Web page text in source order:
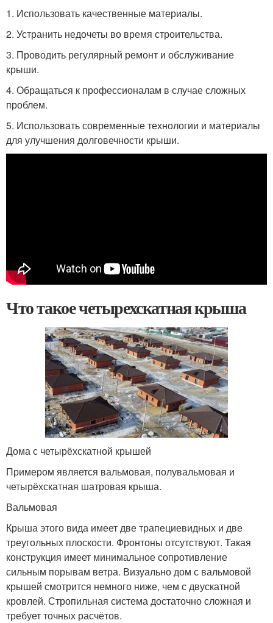
1. Использовать качественные материалы.
2. Устранить недочеты во время строительства.
3. Проводить регулярный ремонт и обслуживание
крыши.
4. Обращаться к профессионалам в случае сложных
проблем.
5. Использовать современные технологии и материалы
для улучшения долговечности крыши.
Что такое четырехскатная крыша
Дома с четырёхскатной крышей
Примером является вальмовая, полувальмовая и
четырёхскатная шатровая крыша.
Вальмовая
Крыша этого вида имеет две трапециевидных и две
треугольных плоскости. Фронтоны отсутствуют. Такая
конструкция имеет минимальное сопротивление
сильным порывам ветра. Визуально дом с вальмовой
крышей смотрится немного ниже, чем с двускатной
кровлей. Стропильная система достаточно сложная и
требует точных расчётов.